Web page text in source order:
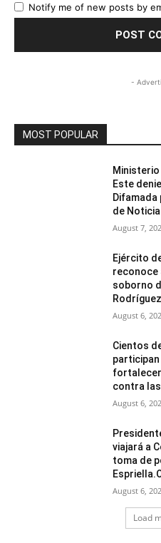
Notify me of new posts by
-
MOST POPULAR
Este
Difamada
de
August 7,
Ejército
reconoce
soborno
August 6,
Cientos
fortalecer
contra
August 6,
viajará a
toma de
August 6,
Load